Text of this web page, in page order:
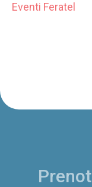
Eventi Feratel